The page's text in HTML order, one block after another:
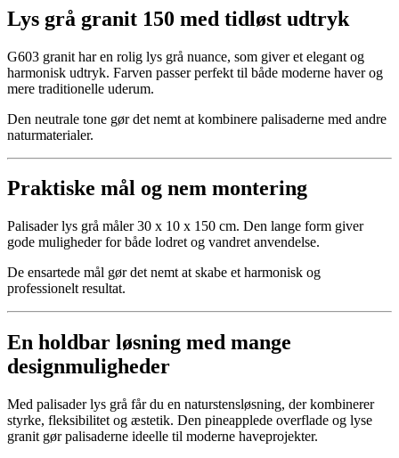
Lys grå granit 150 med tidløst udtryk
G603 granit har en rolig lys grå nuance, som giver et elegant og
harmonisk udtryk. Farven passer perfekt til både moderne haver og
mere traditionelle uderum.
Den neutrale tone gør det nemt at kombinere palisaderne med andre
naturmaterialer.
Praktiske mål og nem montering
Palisader lys grå måler 30 x 10 x 150 cm. Den lange form giver
gode muligheder for både lodret og vandret anvendelse.
De ensartede mål gør det nemt at skabe et harmonisk og
professionelt resultat.
En holdbar løsning med mange
designmuligheder
Med palisader lys grå får du en naturstensløsning, der kombinerer
styrke, fleksibilitet og æstetik. Den pineapplede overflade og lyse
granit gør palisaderne ideelle til moderne haveprojekter.